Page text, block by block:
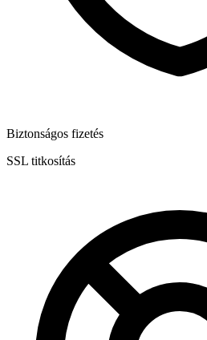
Biztonságos fizetés
SSL titkosítás